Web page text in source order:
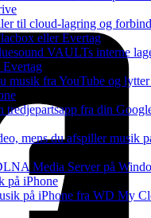
til cloud-lagring og
eller Evertag
VAULTs interne
musik fra YouTube og
tredjepartsapp fra din
mens du afspiller musik
Media Server på
på iPhone
på iPhone fra WD My